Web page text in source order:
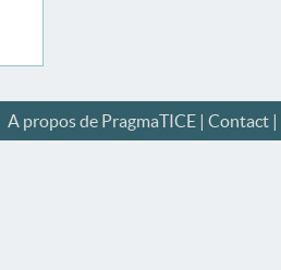
A propos de PragmaTICE| Contact|